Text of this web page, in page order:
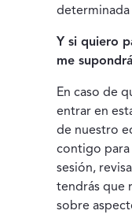
determinada
Y si quiero
me
En caso de
entrar en
de nuestro
contigo para
sesión,
tendrás que
sobre